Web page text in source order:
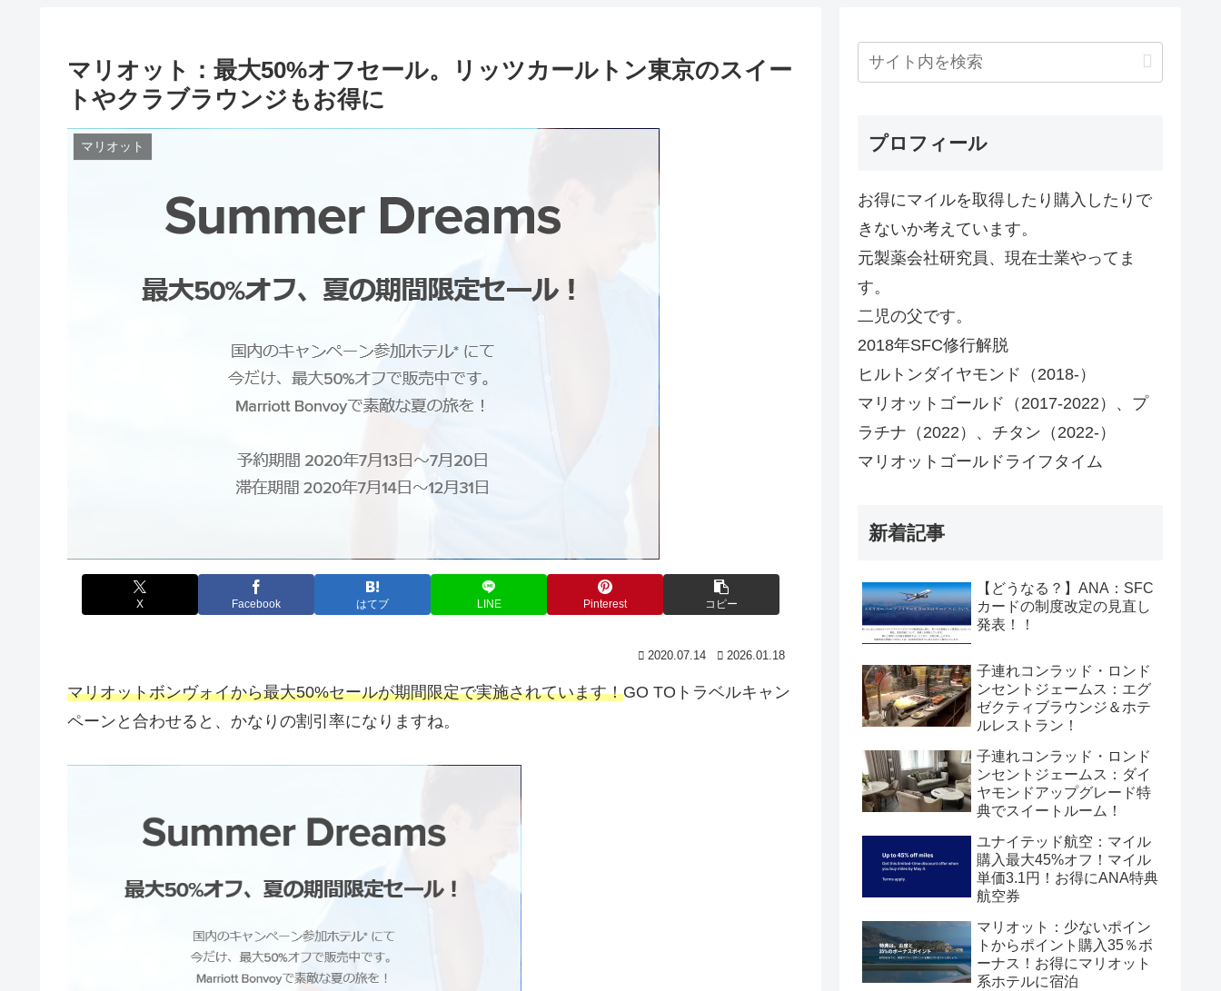
マリオット：最大50%オフセール。リッツカールトン東京のスイー
トやクラブラウンジもお得に
マリオット
X Facebook はてブ LINE Pinterest コピー
2020.07.14 2026.01.18
マリオットボンヴォイから最大50%セールが期間限定で実施されています！GO TOトラベルキャン
ペーンと合わせると、かなりの割引率になりますね。
プロフィール
お得にマイルを取得したり購入したりで
きないか考えています。
元製薬会社研究員、現在士業やってま
す。
二児の父です。
2018年SFC修行解脱
ヒルトンダイヤモンド（2018-）
マリオットゴールド（2017-2022）、プ
ラチナ（2022）、チタン（2022-）
マリオットゴールドライフタイム
新着記事
【どうなる？】ANA：SFC
カードの制度改定の見直し
発表！！
子連れコンラッド・ロンド
ンセントジェームス：エグ
ゼクティブラウンジ＆ホテ
ルレストラン！
子連れコンラッド・ロンド
ンセントジェームス：ダイ
ヤモンドアップグレード特
典でスイートルーム！
ユナイテッド航空：マイル
購入最大45%オフ！マイル
単価3.1円！お得にANA特典
航空券
マリオット：少ないポイン
トからポイント購入35％ボ
ーナス！お得にマリオット
系ホテルに宿泊